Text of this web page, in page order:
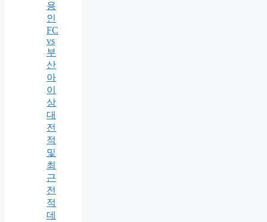
용
인
FC
vs
부
산
아
이
상
대
전
적
및
최
근
전
적
데